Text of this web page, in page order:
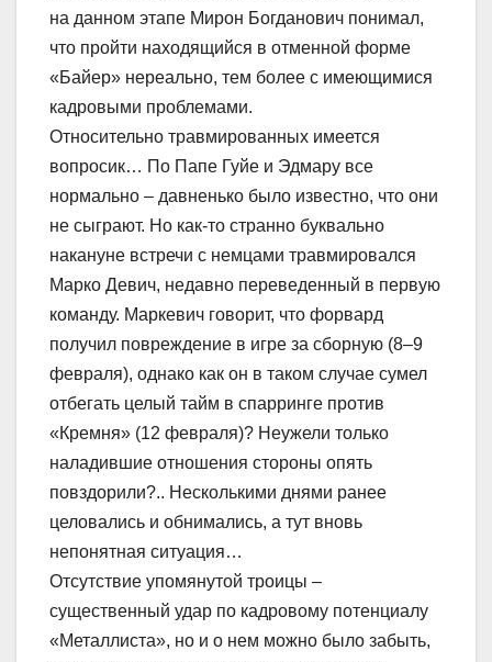
на данном этапе Мирон Богданович понимал,
что пройти находящийся в отменной форме
«Байер» нереально, тем более с имеющимися
кадровыми проблемами.
Относительно травмированных имеется
вопросик… По Папе Гуйе и Эдмару все
нормально – давненько было известно, что они
не сыграют. Но как-то странно буквально
накануне встречи с немцами травмировался
Марко Девич, недавно переведенный в первую
команду. Маркевич говорит, что форвард
получил повреждение в игре за сборную (8–9
февраля), однако как он в таком случае сумел
отбегать целый тайм в спарринге против
«Кремня» (12 февраля)? Неужели только
наладившие отношения стороны опять
повздорили?.. Несколькими днями ранее
целовались и обнимались, а тут вновь
непонятная ситуация…
Отсутствие упомянутой троицы –
существенный удар по кадровому потенциалу
«Металлиста», но и о нем можно было забыть,